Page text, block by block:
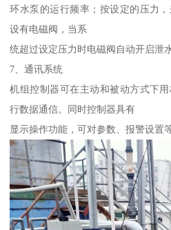
环水泵的运行频率；按设定的压力
设有电磁阀，当系
统超过设定压力时电磁阀自动开启泄水
7、通讯系统
机组控制器可在主动和被动方式下
行数据通信。同时控制器具有
显示操作功能，可对参数、报警设置